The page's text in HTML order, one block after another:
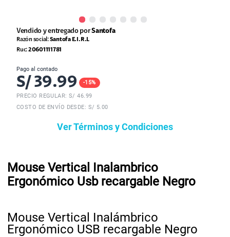
Vendido y entregado porSantofa
Razón social:Santofa E.I.R.L
Ruc:20601111781
Pago al contado
S/ 39.99 -15%
PRECIO REGULAR: S/46.99
COSTO DE ENVÍO DESDE: S/ 5.00
Ver Términos y Condiciones
Mouse Vertical Inalambrico
Ergonómico Usb recargable Negro
Mouse Vertical Inalámbrico
Ergonómico USB recargable Negro